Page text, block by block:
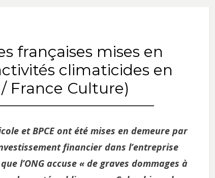
mises en
climaticides en
France Culture)
et BPCE ont été mises en demeure par
financier dans l’entreprise
l’ONG accuse « de graves dommages à